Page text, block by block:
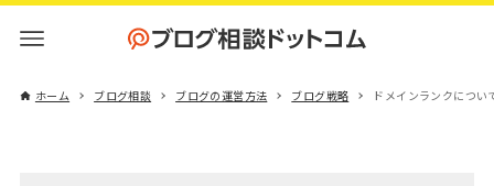
ホーム ブログ相談 ブログの運営方法 ブログ戦略 ドメインランクについ